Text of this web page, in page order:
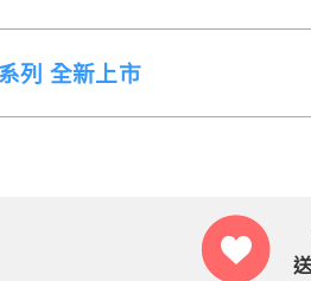
列 全新上市